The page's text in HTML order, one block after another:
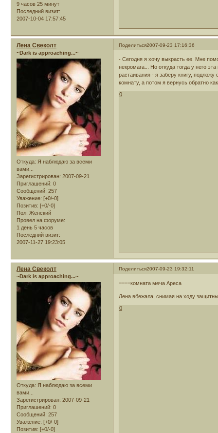
9 часов 25 минут
Последний визит:
2007-10-04 17:57:45
Поделиться2007-09-23 17:16:36
Лена Свеколт
~Dark is approaching...~
Откуда: Я наблюдаю за всеми
вами...
Зарегистрирован: 2007-09-21
Приглашений: 0
Сообщений: 257
Уважение: [+0/-0]
Позитив: [+0/-0]
Пол: Женский
Провел на форуме:
1 день 5 часов
Последний визит:
2007-11-27 19:23:05
- Сегодня я хочу выкрасть ее. Мне
некромага... Но откуда тогда у него
растаивания - я заберу книгу,
комнату, а потом я вернусь обратно
0
Поделиться2007-09-23 19:32:11
Лена Свеколт
~Dark is approaching...~
Откуда: Я наблюдаю за всеми
вами...
Зарегистрирован: 2007-09-21
Приглашений: 0
Сообщений: 257
Уважение: [+0/-0]
Позитив: [+0/-0]
====комната меча Ареса
Лена вбежала, снимая на ходу
0